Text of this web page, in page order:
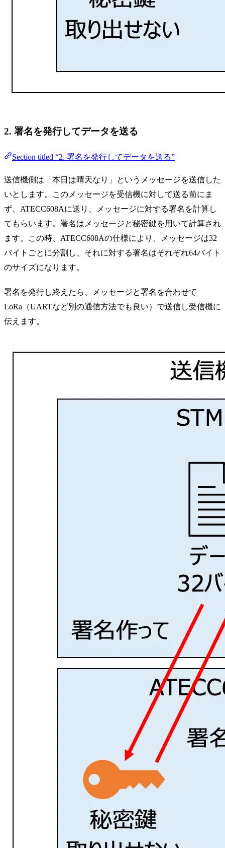
2. 署名を発行してデータを送る
Section titled “2. 署名を発行してデータを送る”
送信機側は「本日は晴天なり」というメッセージを送信した
いとします。このメッセージを受信機に対して送る前にま
ず、ATECC608Aに送り、メッセージに対する署名を計算し
てもらいます。署名はメッセージと秘密鍵を用いて計算され
ます。この時、ATECC608Aの仕様により、メッセージは32
バイトごとに分割し、それに対する署名はそれぞれ64バイト
のサイズになります。
署名を発行し終えたら、メッセージと署名を合わせて
LoRa（UARTなど別の通信方法でも良い）で送信し受信機に
伝えます。